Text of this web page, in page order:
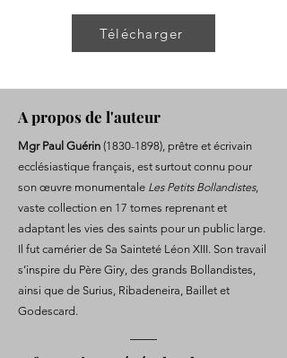
Télécharger
A propos de l'auteur
Mgr Paul Guérin (1830-1898), prêtre et écrivain
ecclésiastique français, est surtout connu pour
son œuvre monumentale Les Petits Bollandistes,
vaste collection en 17 tomes reprenant et
adaptant les vies des saints pour un public large.
Il fut camérier de Sa Sainteté Léon XIII. Son travail
s’inspire du Père Giry, des grands Bollandistes,
ainsi que de Surius, Ribadeneira, Baillet et
Godescard.